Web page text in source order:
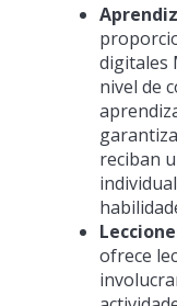
digitales
nivel de
reciban
ofrece